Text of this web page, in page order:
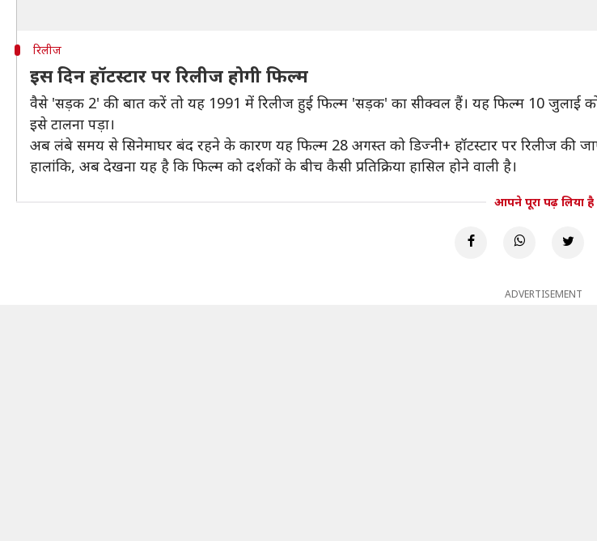
रिलीज
इस दिन हॉटस्टार पर रिलीज होगी फिल्म
वैसे 'सड़क 2' की बात करें तो यह 1991 में रिलीज हुई फिल्म 'सड़क' का सीक्वल हैं। यह फिल्म 10 जुलाई
इसे टालना पड़ा।
अब लंबे समय से सिनेमाघर बंद रहने के कारण यह फिल्म 28 अगस्त को डिज्नी+ हॉटस्टार पर रिलीज की
हालांकि, अब देखना यह है कि फिल्म को दर्शकों के बीच कैसी प्रतिक्रिया हासिल होने वाली है।
आपने पूरा पढ़ लिया है
ADVERTISEMENT